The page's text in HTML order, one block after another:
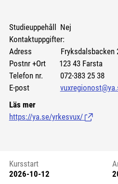
Studieuppehåll Nej
Kontaktuppgifter:
Adress Fryksdalsbacken
Postnr +Ort 123 43 Farsta
Telefon nr. 072-383 25 38
E-post
Läs mer
https://ya.se/yrkesvux/ (Länk till
Kursstart 6237866
Kursstart
2026-10-12